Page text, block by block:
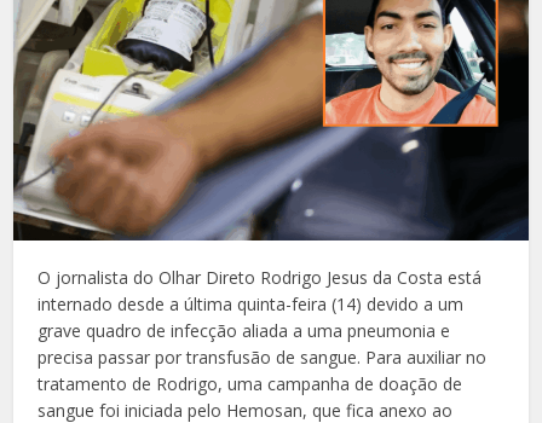
O jornalista do Olhar Direto Rodrigo Jesus da Costa está
internado desde a última quinta-feira (14) devido a um
grave quadro de infecção aliada a uma pneumonia e
precisa passar por transfusão de sangue. Para auxiliar no
tratamento de Rodrigo, uma campanha de doação de
sangue foi iniciada pelo Hemosan, que fica anexo ao